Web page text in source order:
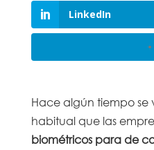
LinkedIn
Hace algún tiempo se
habitual que las
biométricos para de